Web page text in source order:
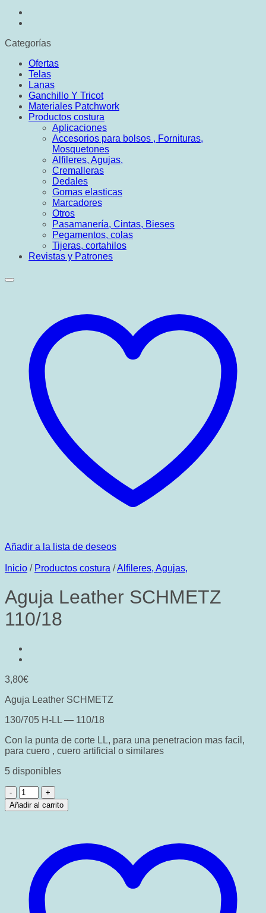
Categorías
Ofertas
Telas
Lanas
Ganchillo Y Tricot
Materiales Patchwork
Productos costura
Aplicaciones
Accesorios para bolsos , Fornituras,
Mosquetones
Alfileres, Agujas,
Cremalleras
Dedales
Gomas elasticas
Marcadores
Otros
Pasamanería, Cintas, Bieses
Pegamentos, colas
Tijeras, cortahilos
Revistas y Patrones
Añadir a la lista de deseos
Inicio / Productos costura /Alfileres, Agujas,
Aguja Leather SCHMETZ
110/18
3,80€
Aguja Leather SCHMETZ
130/705 H-LL — 110/18
Con la punta de corte LL, para una penetracion mas facil,
para cuero , cuero artificial o similares
5 disponibles
Aguja
Leather
SCHMETZ
Añadir al carrito